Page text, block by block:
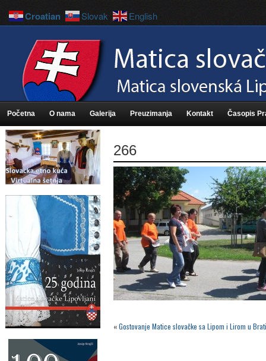
Početna O nama Galerija Preuzimanja Kontakt Časopis
266
«Gostovanje Matice slovačke sa Lipom i Lirom u
Croatian Slovak English